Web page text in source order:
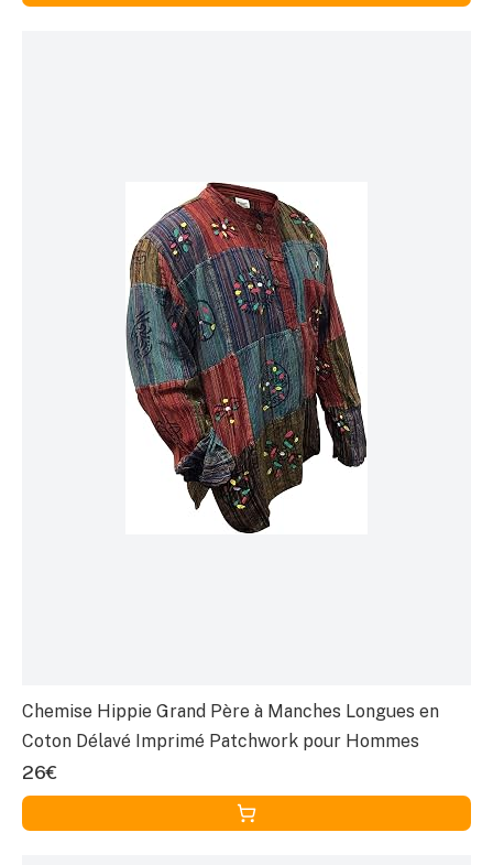
Chemise Hippie Grand Père à Manches Longues en
Coton Délavé Imprimé Patchwork pour Hommes
26€